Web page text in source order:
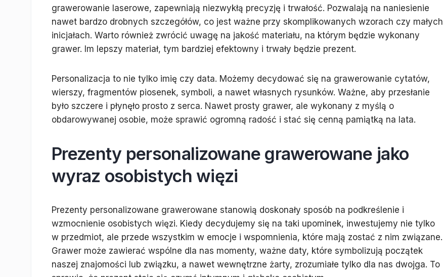
grawerowanie laserowe, zapewniają niezwykłą precyzję i trwałość. Pozwalają na naniesienie
nawet bardzo drobnych szczegółów, co jest ważne przy skomplikowanych wzorach czy małych
inicjałach. Warto również zwrócić uwagę na jakość materiału, na którym będzie wykonany
grawer. Im lepszy materiał, tym bardziej efektowny i trwały będzie prezent.
Personalizacja to nie tylko imię czy data. Możemy decydować się na grawerowanie cytatów,
wierszy, fragmentów piosenek, symboli, a nawet własnych rysunków. Ważne, aby przesłanie
było szczere i płynęło prosto z serca. Nawet prosty grawer, ale wykonany z myślą o
obdarowywanej osobie, może sprawić ogromną radość i stać się cenną pamiątką na lata.
Prezenty personalizowane grawerowane jako
wyraz osobistych więzi
Prezenty personalizowane grawerowane stanowią doskonały sposób na podkreślenie i
wzmocnienie osobistych więzi. Kiedy decydujemy się na taki upominek, inwestujemy nie tylko
w przedmiot, ale przede wszystkim w emocje i wspomnienia, które mają zostać z nim związane.
Grawer może zawierać wspólne dla nas momenty, ważne daty, które symbolizują początek
naszej znajomości lub związku, a nawet wewnętrzne żarty, zrozumiałe tylko dla nas dwojga. To